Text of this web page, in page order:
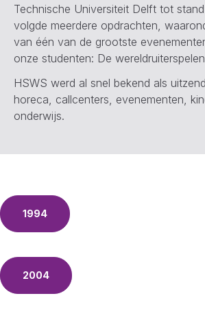
Technische Universiteit Delft tot
volgde meerdere opdrachten,
van één van de grootste
onze studenten: De
HSWS werd al snel bekend als
horeca, callcenters, evenementen,
onderwijs.
1994
2004